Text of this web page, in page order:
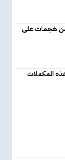
هجمات على
المكملات